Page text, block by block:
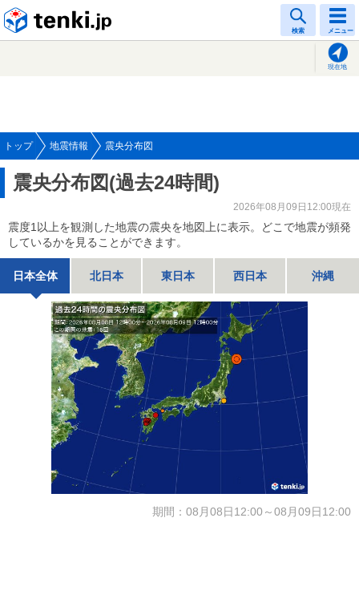
検索 メニュー
現在地
トップ 地震情報 震央分布図
震央分布図(過去24時間)
2026年08月09日12:00現在
震度1以上を観測した地震の震央を地図上に表示。どこで地震が頻発
しているかを見ることができます。
日本全体 北日本 東日本 西日本 沖縄
期間：08月08日12:00～08月09日12:00